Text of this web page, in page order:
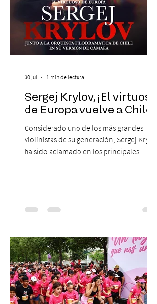
Sergej Krylov, ¡El virtuoso
de Europa vuelve a Chile!
Considerado uno de los más grandes
violinistas de su generación, Sergej Krylov
ha sido aclamado en los principales
escenario del Teatro CA660 para
protagonizar una velada extraordinaria
Las Cuatro Estaciones de Antonio Vivaldi y
Las Cuatro Estaciones Porteñas de Astor
Piazzolla. Déja
30 jul 1 min de lectura